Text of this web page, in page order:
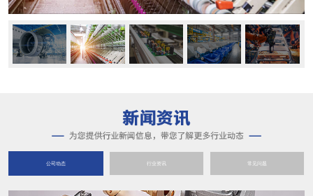
公司动态 行业资讯 常见问题